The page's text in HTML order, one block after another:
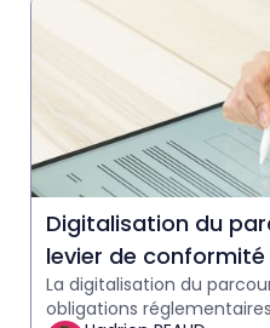
Digitalisation du
levier de
La digitalisation du
obligations